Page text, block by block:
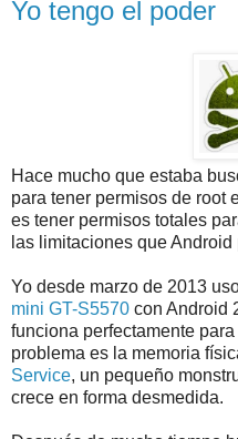
Yo tengo el poder
Hace mucho que estaba
para tener permisos de root
es tener permisos totales
las limitaciones que
Yo desde marzo de 2013
mini GT-S5570 con Android
funciona perfectamente
problema es la memoria
Service, un pequeño
crece en forma desmedida.